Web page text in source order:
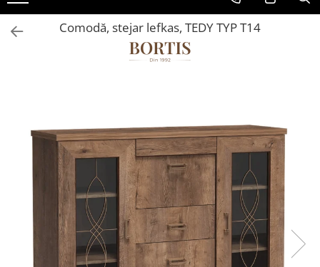
Coltare/canapele in L
Comode
Comode lux-ultramoderne
Masute de cafea
Mese sufragerie/dining
Rafturi/ etajere carti
Scaune living/dining
Set mobilier Living
Seturi masa +scaune dining
Comodă, stejar lefkas, TEDY TYP T14